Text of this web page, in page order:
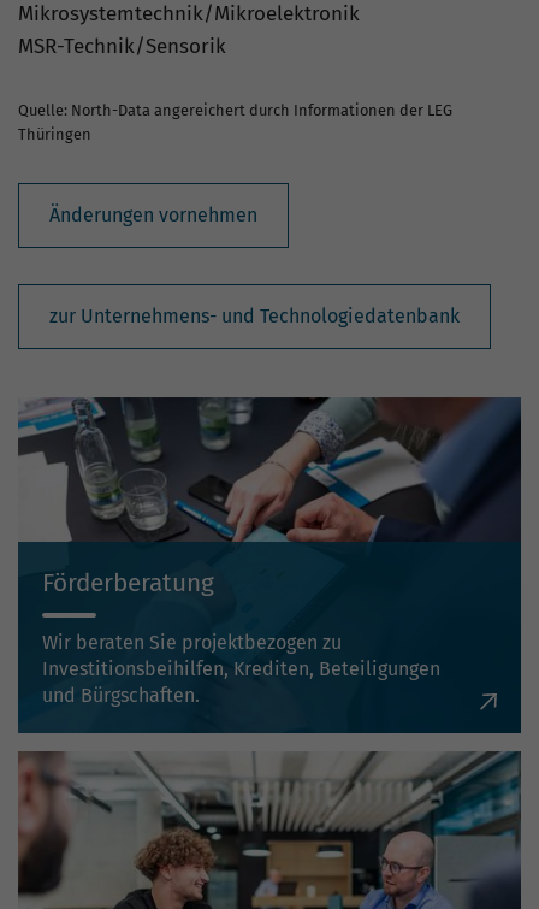
Mikrosystemtechnik/Mikroelektronik
MSR-Technik/Sensorik
Quelle: North-Data angereichert durch Informationen der LEG
Thüringen
Änderungen vornehmen
zur Unternehmens- und Technologiedatenbank
Förderberatung
Wir beraten Sie projektbezogen zu
Investitionsbeihilfen, Krediten, Beteiligungen
und Bürgschaften.